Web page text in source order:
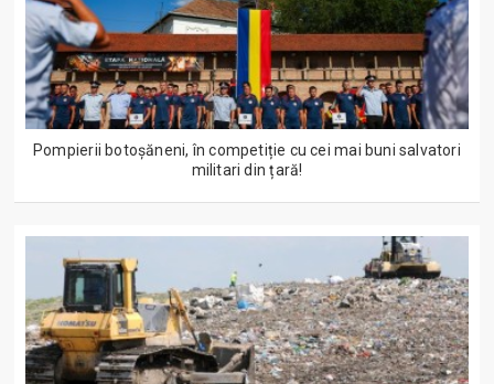
Pompierii botoșăneni, în competiție cu cei mai buni salvatori
militari din țară!